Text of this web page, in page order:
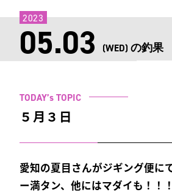
05.03 (WED) の釣果
2023
TODAY’s TOPIC
５月３日
愛知の夏目さんがジギング便に
ー満タン、他にはマダイも！！！